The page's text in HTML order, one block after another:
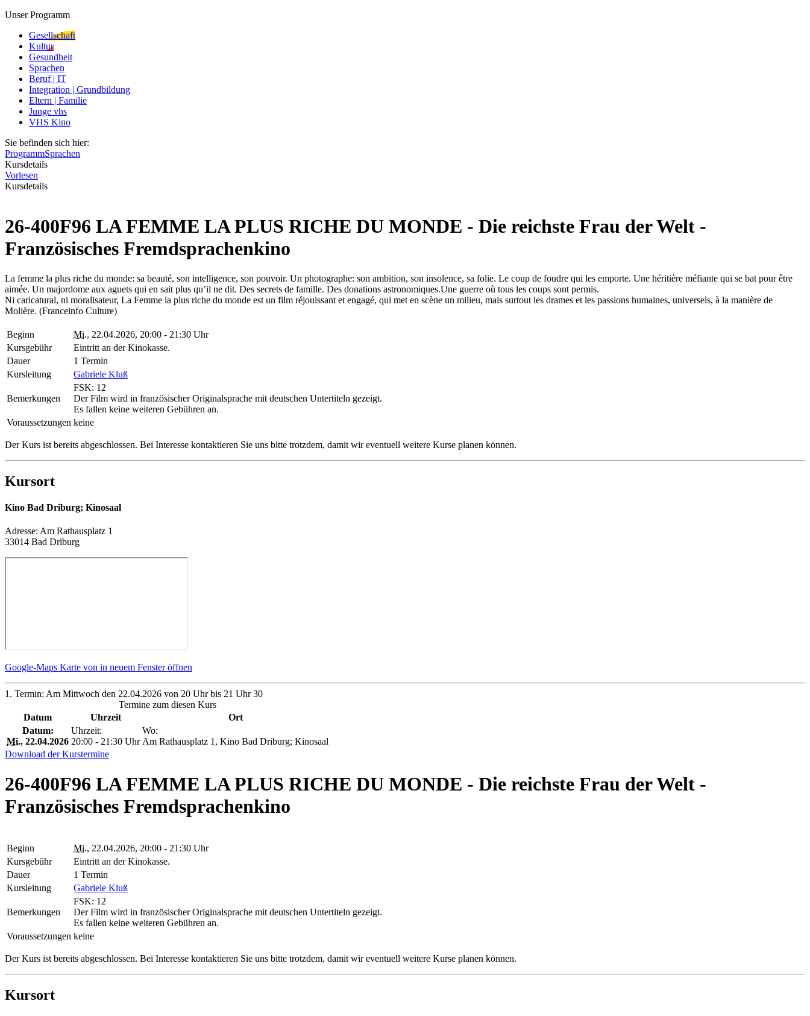
Unser Programm
Gesellschaft
Kultur
Gesundheit
Sprachen
Beruf | IT
Integration | Grundbildung
Eltern | Familie
Junge vhs
VHS Kino
Sie befinden sich hier:
ProgrammSprachen
Kursdetails
Vorlesen
Kursdetails
26-400F96 LA FEMME LA PLUS RICHE DU MONDE - Die reichste Frau der Welt -
Französisches Fremdsprachenkino
La femme la plus riche du monde: sa beauté, son intelligence, son pouvoir. Un pho­tographe: son ambition, son insolence, sa folie. Le coup de foudre qui les emporte. Une héritière méfiante qui se bat pour être
aimée. Un majordome aux aguets qui en sait plus qu’il ne dit. Des secrets de famille. Des donations astronomiques.Une guerre où tous les coups sont permis.
Ni caricatural, ni moralisateur, La Femme la plus riche du monde est un film réjouissant et engagé, qui met en scène un milieu, mais surtout les drames et les passions humaines, universels, à la manière de
Molière. (Franceinfo Culture)
Beginn Mi., 22.04.2026, 20:00 - 21:30 Uhr
Kursgebühr
Eintritt an der Kinokasse.
Dauer
1 Termin
Kursleitung
Gabriele Kluß
Bemerkungen
FSK: 12
Der Film wird in französischer Originalsprache mit deutschen Untertiteln gezeigt.
Es fallen keine weiteren Gebühren an.
Voraussetzungen keine
Der Kurs ist bereits abgeschlossen. Bei Interesse kontaktieren Sie uns bitte trotzdem, damit wir eventuell weitere Kurse planen können.
Kursort
Kino Bad Driburg; Kinosaal
Adresse: Am Rathausplatz 1
33014 Bad Driburg
Google-Maps Karte von in neuem Fenster öffnen
1. Termin: Am Mittwoch den 22.04.2026 von 20 Uhr bis 21 Uhr 30
Termine zum diesen Kurs
Datum
Uhrzeit
Ort
Datum:
Mi., 22.04.2026
Uhrzeit:
20:00 - 21:30 Uhr
Wo:
Am Rathausplatz 1, Kino Bad Driburg; Kinosaal
Download der Kurstermine
26-400F96 LA FEMME LA PLUS RICHE DU MONDE - Die reichste Frau der Welt -
Französisches Fremdsprachenkino
Beginn Mi., 22.04.2026, 20:00 - 21:30 Uhr
Kursgebühr
Eintritt an der Kinokasse.
Dauer
1 Termin
Kursleitung
Gabriele Kluß
Bemerkungen
FSK: 12
Der Film wird in französischer Originalsprache mit deutschen Untertiteln gezeigt.
Es fallen keine weiteren Gebühren an.
Voraussetzungen keine
Der Kurs ist bereits abgeschlossen. Bei Interesse kontaktieren Sie uns bitte trotzdem, damit wir eventuell weitere Kurse planen können.
Kursort